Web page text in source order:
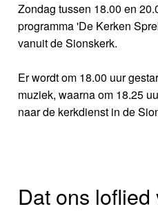
Zondag tussen 18.00 en
programma 'De Kerken
vanuit de Sionskerk.
Er wordt om 18.00 uur
muziek, waarna om 18.25
naar de kerkdienst in de
Dat ons loflied